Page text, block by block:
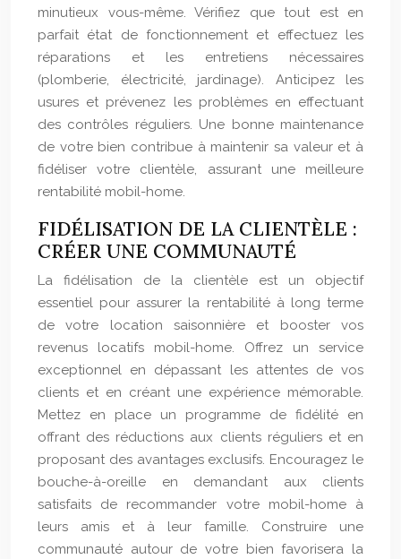
minutieux vous-même. Vérifiez que tout est en
parfait état de fonctionnement et effectuez les
réparations et les entretiens nécessaires
(plomberie, électricité, jardinage). Anticipez les
usures et prévenez les problèmes en effectuant
des contrôles réguliers. Une bonne maintenance
de votre bien contribue à maintenir sa valeur et à
fidéliser votre clientèle, assurant une meilleure
rentabilité mobil-home.
FIDÉLISATION DE LA CLIENTÈLE :
CRÉER UNE COMMUNAUTÉ
La fidélisation de la clientèle est un objectif
essentiel pour assurer la rentabilité à long terme
de votre location saisonnière et booster vos
revenus locatifs mobil-home. Offrez un service
exceptionnel en dépassant les attentes de vos
clients et en créant une expérience mémorable.
Mettez en place un programme de fidélité en
offrant des réductions aux clients réguliers et en
proposant des avantages exclusifs. Encouragez le
bouche-à-oreille en demandant aux clients
satisfaits de recommander votre mobil-home à
leurs amis et à leur famille. Construire une
communauté autour de votre bien favorisera la